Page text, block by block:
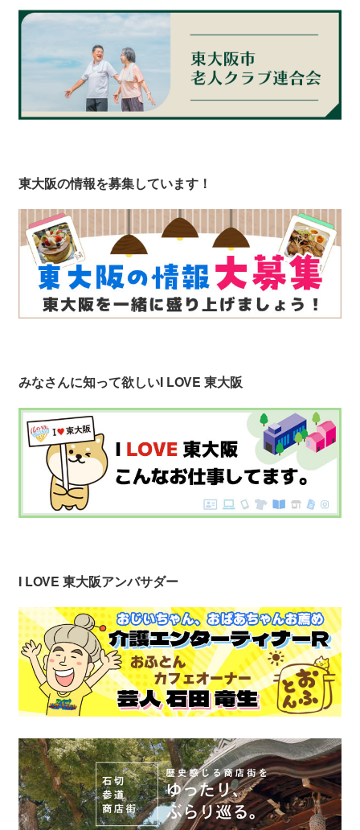
東大阪の情報を募集しています！
みなさんに知って欲しいI LOVE 東大阪
I LOVE 東大阪アンバサダー